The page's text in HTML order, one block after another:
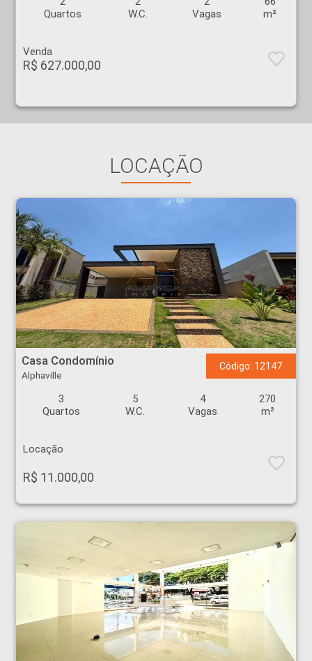
Quartos
W.C.
Vagas
m²
Venda
R$ 627.000,00
LOCAÇÃO
Casa Condomínio - Alphaville - Ribeirão Preto
Casa Condomínio
Alphaville
Código: 12147
3
Quartos
5
W.C.
4
Vagas
270
m²
Locação
R$ 11.000,00